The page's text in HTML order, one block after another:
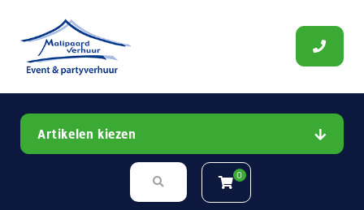
Artikelen kiezen
0